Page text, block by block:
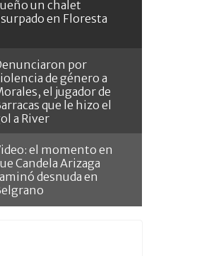
un chalet
en Floresta
por
de género a
el jugador de
que le hizo el
a River
el momento en
Candela Arizaga
desnuda en